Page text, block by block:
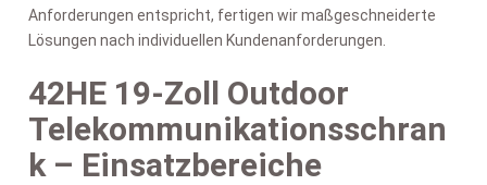
Anforderungen entspricht, fertigen wir maßgeschneiderte
Lösungen nach individuellen Kundenanforderungen.
42HE 19-Zoll Outdoor
Telekommunikationsschran
k – Einsatzbereiche